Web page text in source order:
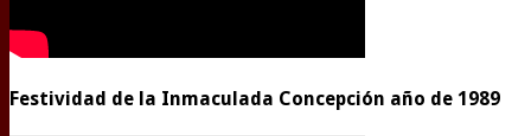
Festividad de la Inmaculada Concepción año de 1989